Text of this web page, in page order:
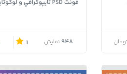
فونت PSD تايپوگرافي و لوگوتايپ مشکات
948 نمایش 1